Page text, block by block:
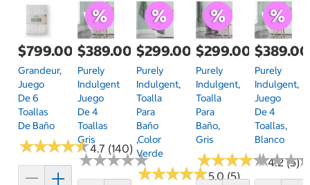
$799.00
Grandeur,
Juego
De 6
Toallas
De Baño
★★★★★
★★★★★4.7 (140)
$389.00
Purely
Indulgent
Juego
De 4
Toallas
Gris
★★★★★
★★★★★
$299.00
Purely
Indulgent,
Toalla
Para
Baño
,Color
Verde
★★★★★
★★★★★5.0 (5)
$299.00
Purely
Indulgent,
Toalla
Para
Baño,
Gris
★★★★★
★★★★★4.2 (5)
$389.00
Purely
Indulgent,
Juego
De 4
Toallas,
Blanco
★★★
★★★